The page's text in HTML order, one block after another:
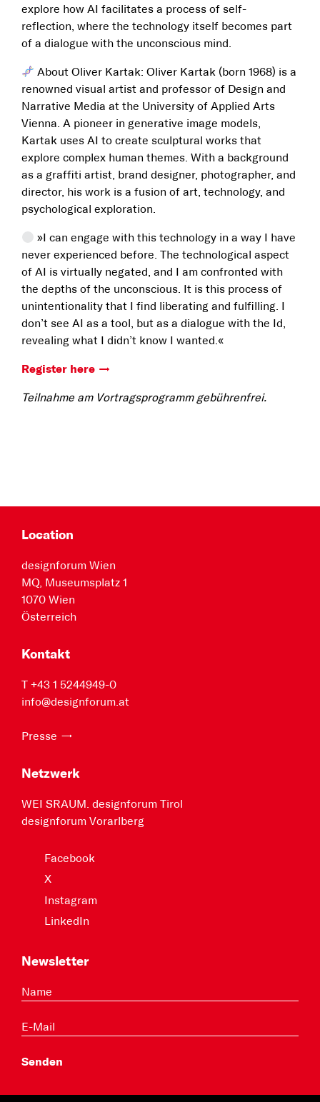
explore how AI facilitates a process of self-
reflection, where the technology itself becomes part
of a dialogue with the unconscious mind.
About Oliver Kartak: Oliver Kartak (born 1968) is a
renowned visual artist and professor of Design and
Narrative Media at the University of Applied Arts
Vienna. A pioneer in generative image models,
Kartak uses AI to create sculptural works that
explore complex human themes. With a background
as a graffiti artist, brand designer, photographer, and
director, his work is a fusion of art, technology, and
psychological exploration.
»I can engage with this technology in a way I have
never experienced before. The technological aspect
of AI is virtually negated, and I am confronted with
the depths of the unconscious. It is this process of
unintentionality that I find liberating and fulfilling. I
don’t see AI as a tool, but as a dialogue with the Id,
revealing what I didn’t know I wanted.«
Register here
Teilnahme am Vortragsprogramm gebührenfrei.
Location
designforum Wien
MQ, Museumsplatz 1
1070 Wien
Österreich
Kontakt
T +43 1 5244949-0
info@designforum.at
Presse
Netzwerk
WEI SRAUM. designforum Tirol
designforum Vorarlberg
Facebook
X
Instagram
LinkedIn
Newsletter